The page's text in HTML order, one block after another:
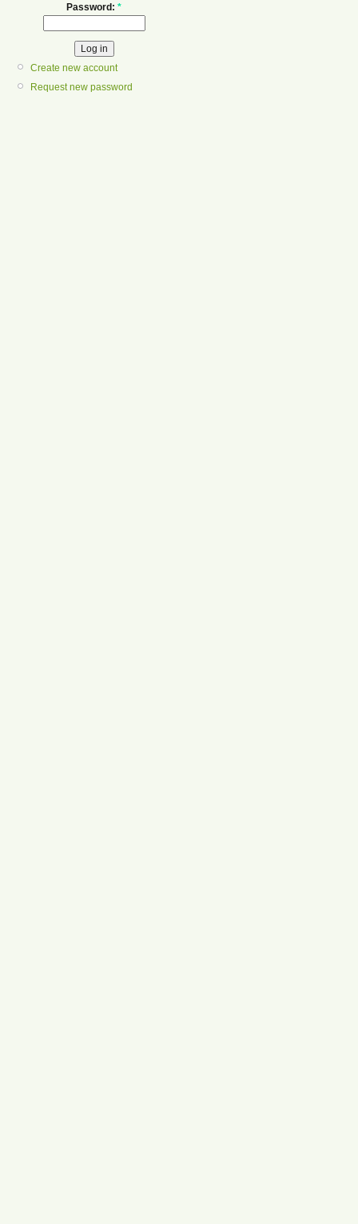
Password: *
Create new account
Request new password